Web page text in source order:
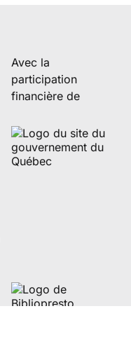
Avec la
participation
financière de